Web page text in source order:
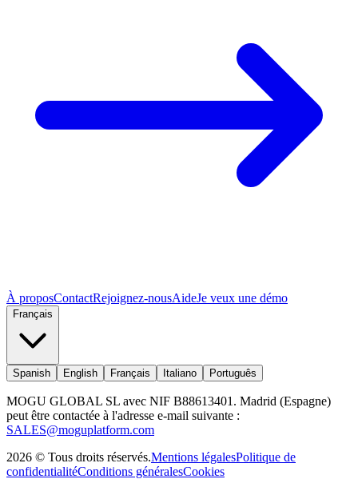
À proposContactRejoignez-nousAideJe veux une démo
Français
Spanish English Français Italiano Português
MOGU GLOBAL SL avec NIF B88613401. Madrid (Espagne)
peut être contactée à l'adresse e-mail suivante :
SALES@moguplatform.com
2026 © Tous droits réservés.Mentions légalesPolitique de
confidentialitéConditions généralesCookies